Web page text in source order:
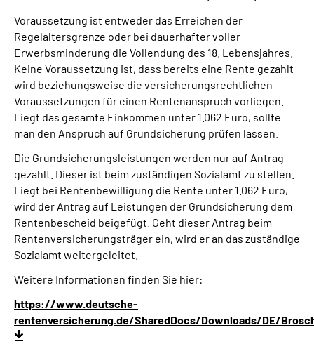
Voraussetzung ist entweder das Erreichen der
Regelaltersgrenze oder bei dauerhafter voller
Erwerbsminderung die Vollendung des 18. Lebensjahres.
Keine Voraussetzung ist, dass bereits eine Rente gezahlt
wird beziehungsweise die versicherungsrechtlichen
Voraussetzungen für einen Rentenanspruch vorliegen.
Liegt das gesamte Einkommen unter 1.062 Euro, sollte
man den Anspruch auf Grundsicherung prüfen lassen.
Die Grundsicherungsleistungen werden nur auf Antrag
gezahlt. Dieser ist beim zuständigen Sozialamt zu stellen.
Liegt bei Rentenbewilligung die Rente unter 1.062 Euro,
wird der Antrag auf Leistungen der Grundsicherung dem
Rentenbescheid beigefügt. Geht dieser Antrag beim
Rentenversicherungsträger ein, wird er an das zuständige
Sozialamt weitergeleitet.
Weitere Informationen finden Sie hier:
https://www.deutsche-
rentenversicherung.de/SharedDocs/Downloads/DE/